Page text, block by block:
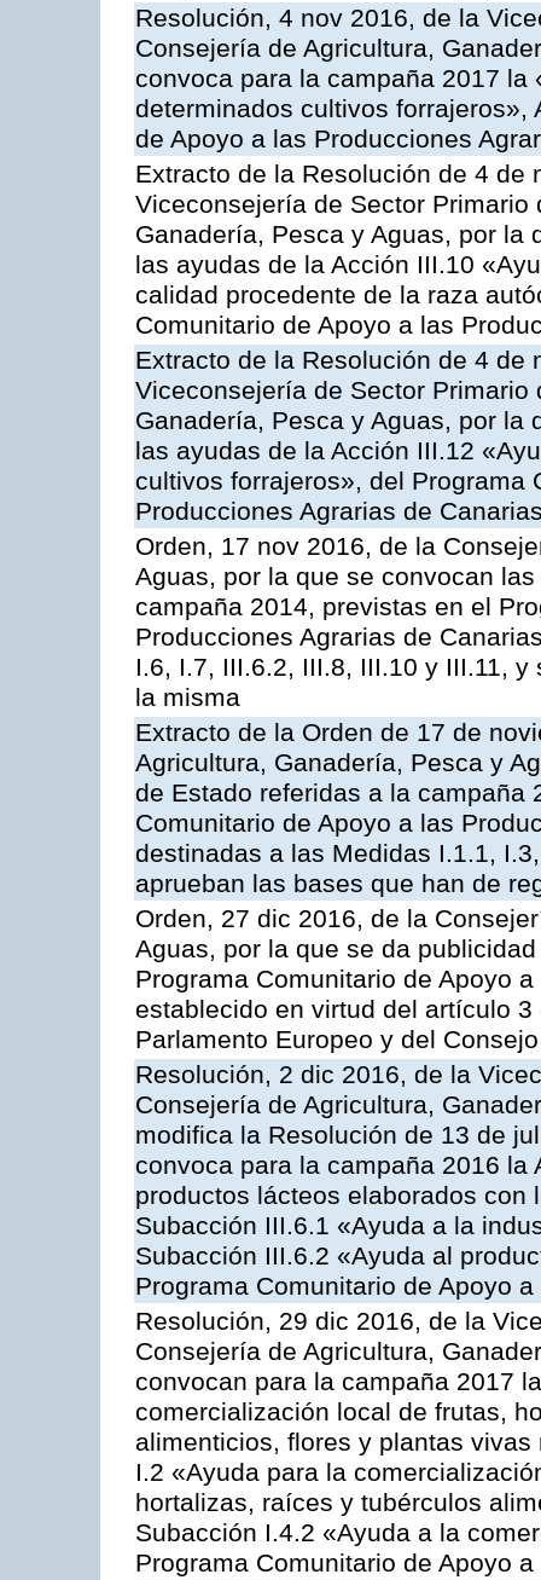
Resolución, 4 nov 2016, de la
Consejería de Agricultura,
convoca para la campaña 2017 la
determinados cultivos forrajeros»,
de Apoyo a las Producciones
Extracto de la Resolución de 4 de
Viceconsejería de Sector
Ganadería, Pesca y Aguas, por la
las ayudas de la Acción III.10
calidad procedente de la raza
Comunitario de Apoyo a las
Extracto de la Resolución de 4 de
Viceconsejería de Sector
Ganadería, Pesca y Aguas, por la
las ayudas de la Acción III.12
cultivos forrajeros», del Programa
Producciones Agrarias de
Orden, 17 nov 2016, de la
Aguas, por la que se convocan
campaña 2014, previstas en el
Producciones Agrarias de
I.6, I.7, III.6.2, III.8, III.10 y III.11,
la misma
Extracto de la Orden de 17 de
Agricultura, Ganadería, Pesca y
de Estado referidas a la campaña
Comunitario de Apoyo a las
destinadas a las Medidas I.1.1,
aprueban las bases que han de
Orden, 27 dic 2016, de la
Aguas, por la que se da
Programa Comunitario de Apoyo
establecido en virtud del artículo
Parlamento Europeo y del Consejo
Resolución, 2 dic 2016, de la
Consejería de Agricultura,
modifica la Resolución de 13 de
convoca para la campaña 2016
productos lácteos elaborados
Subacción III.6.1 «Ayuda a la
Subacción III.6.2 «Ayuda al
Programa Comunitario de Apoyo
Resolución, 29 dic 2016, de la
Consejería de Agricultura,
convocan para la campaña 2017
comercialización local de frutas,
alimenticios, flores y plantas
I.2 «Ayuda para la
hortalizas, raíces y tubérculos
Subacción I.4.2 «Ayuda a la
Programa Comunitario de Apoyo